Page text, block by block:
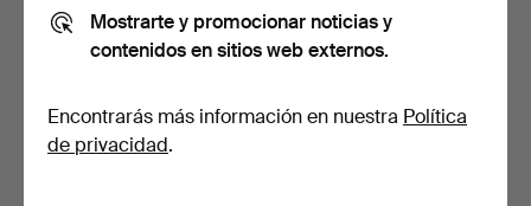
Mostrarte y promocionar noticias y
contenidos en sitios web externos.
Encontrarás más información en nuestra Política
de privacidad.